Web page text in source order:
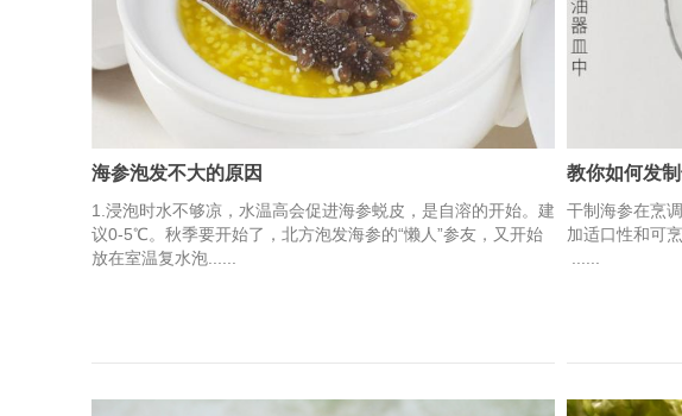
海参泡发不大的原因
1.浸泡时水不够凉，水温高会促进海参蜕皮，是自溶的开始。建
议0-5℃。秋季要开始了，北方泡发海参的“懒人”参友，又开始
放在室温复水泡......
教你如何发
干制海参在烹
加适口性和可
......